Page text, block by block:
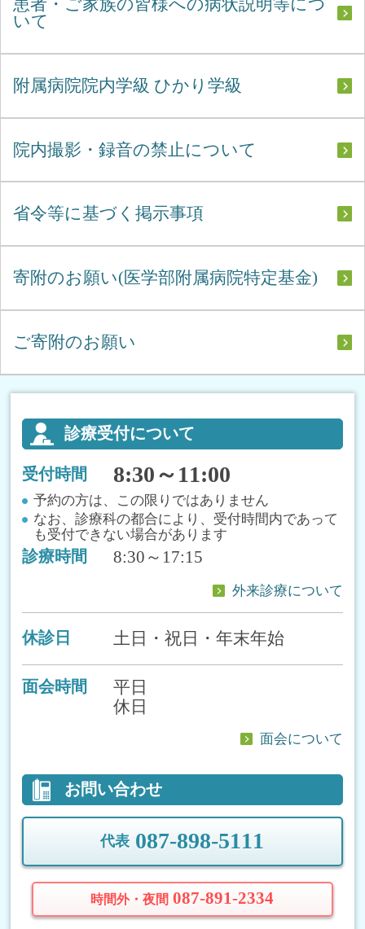
患者・ご家族の皆様への病状説明等につ
いて
附属病院院内学級 ひかり学級
院内撮影・録音の禁止について
省令等に基づく掲示事項
寄附のお願い(医学部附属病院特定基金)
ご寄附のお願い
診療受付について
受付時間 8:30～11:00
予約の方は、この限りではありません
なお、診療科の都合により、受付時間内であって
も受付できない場合があります
診療時間 8:30～17:15
外来診療について
休診日 土日・祝日・年末年始
面会時間
平日
休日
面会について
お問い合わせ
代表087-898-5111
時間外・夜間 087-891-2334